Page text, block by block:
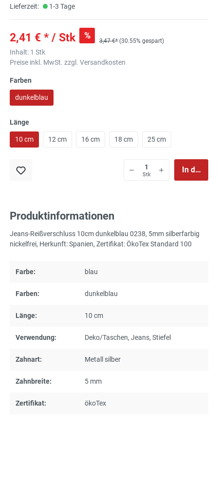
Lieferzeit:
1-3 Tage
2,41 € * / Stk %
3,47 €* (30.55% gespart)
Inhalt: 1 Stk
Preise inkl. MwSt. zzgl. Versandkosten
Farben
dunkelblau
Länge
10 cm 12 cm 16 cm 18 cm 25 cm
Stk
In den
Produktinformationen
Jeans-Reißverschluss 10cm dunkelblau 0238, 5mm silberfarbig
nickelfrei, Herkunft: Spanien, Zertifikat: ÖkoTex Standard 100
Farbe: blau
Farben: dunkelblau
Länge: 10 cm
Verwendung: Deko/Taschen, Jeans, Stiefel
Zahnart: Metall silber
Zahnbreite: 5 mm
Zertifikat: ökoTex